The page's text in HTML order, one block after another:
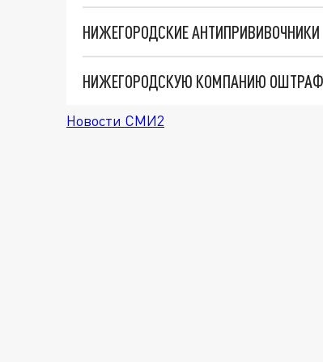
НИЖЕГОРОДСКИЕ АНТИПРИВИВОЧНИКИ
НИЖЕГОРОДСКУЮ КОМПАНИЮ
Новости СМИ2